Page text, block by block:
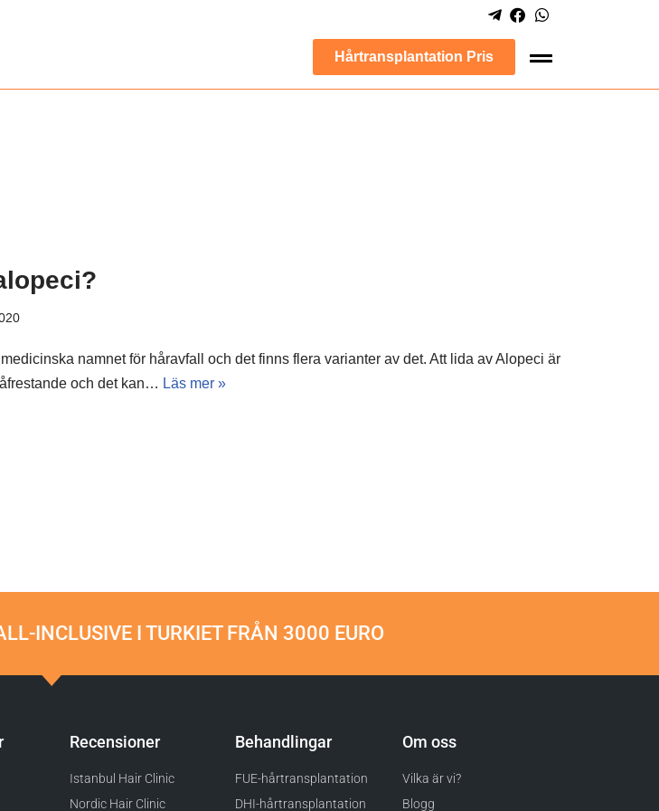
Hårtransplantation Pris
namnet för håravfall och det finns flera varianter av det. Att lida av Alopeci är
och det kan… Läs mer »
INCLUSIVE I TURKIET FRÅN 3000 EURO
Recensioner
Istanbul Hair Clinic
Nordic Hair Clinic
Behandlingar
FUE-hårtransplantation
DHI-hårtransplantation
Om oss
Vilka är vi?
Blogg